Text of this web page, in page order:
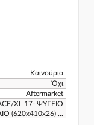
Καινούριο
Όχι
Aftermarket
XL 17- ΨΥΓΕΙΟ
(620x410x26) ...